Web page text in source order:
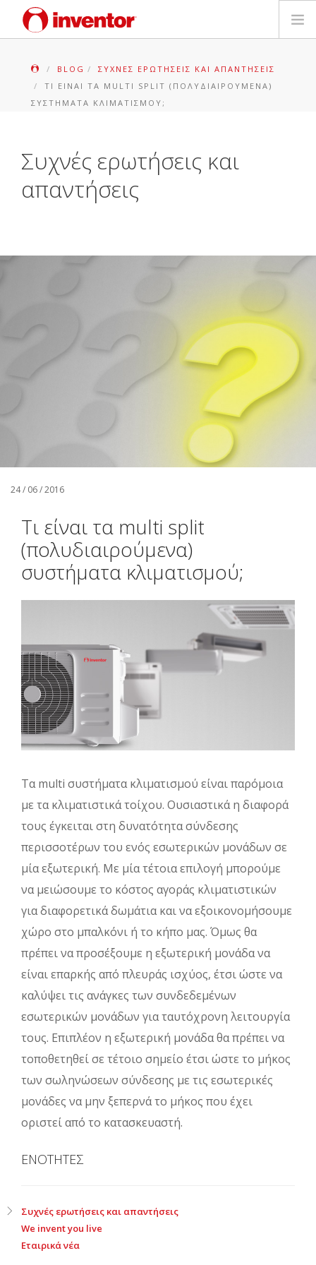
Αρχεία και Υποστήριξη
BLOG
ΣΥΧΝΈΣ ΕΡΩΤΉΣΕΙΣ ΚΑΙ ΑΠΑΝΤΉΣΕΙΣ
ΤΙ ΕΊΝΑΙ ΤΑ MULTI SPLIT (ΠΟΛΥΔΙΑΙΡΟΎΜΕΝΑ)
ΣΥΣΤΉΜΑΤΑ ΚΛΙΜΑΤΙΣΜΟΎ;
Συχνές ερωτήσεις και
απαντήσεις
24 / 06 / 2016
Τι είναι τα multi split
(πολυδιαιρούμενα)
συστήματα κλιματισμού;
Τα multi συστήματα κλιματισμού είναι παρόμοια
με τα κλιματιστικά τοίχου. Ουσιαστικά η διαφορά
τους έγκειται στη δυνατότητα σύνδεσης
περισσοτέρων του ενός εσωτερικών μονάδων σε
μία εξωτερική. Με μία τέτοια επιλογή μπορούμε
να μειώσουμε το κόστος αγοράς κλιματιστικών
για διαφορετικά δωμάτια και να εξοικονομήσουμε
χώρο στο μπαλκόνι ή το κήπο μας. Όμως θα
πρέπει να προσέξουμε η εξωτερική μονάδα να
είναι επαρκής από πλευράς ισχύος, έτσι ώστε να
καλύψει τις ανάγκες των συνδεδεμένων
εσωτερικών μονάδων για ταυτόχρονη λειτουργία
τους. Επιπλέον η εξωτερική μονάδα θα πρέπει να
τοποθετηθεί σε τέτοιο σημείο έτσι ώστε το μήκος
των σωληνώσεων σύνδεσης με τις εσωτερικές
μονάδες να μην ξεπερνά το μήκος που έχει
οριστεί από το κατασκευαστή.
ΕΝΟΤΗΤΕΣ
Συχνές ερωτήσεις και απαντήσεις
We invent you live
Εταιρικά νέα